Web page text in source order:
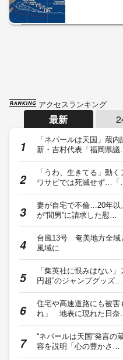
アクセスランキング
最新
「ネパールは天国」蔵
新・吉村代表「福岡県
「うわ、生きてる」動
ワサビでは死滅せず…
妻が自宅で不倫…20年以
が“間男”に請求した慰…
台風13号 奄美地方全域
風域に
「集英社に恨みはない
円超”のジャンプグッズ…
住宅や高速道路にも被
れ」 地表に現れた日
“ネパールは天国”発言
容を説明「心の豊かさ…